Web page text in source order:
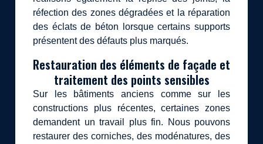
réfection des zones dégradées et la réparation
des éclats de béton lorsque certains supports
présentent des défauts plus marqués.
Restauration des éléments de façade et
traitement des points sensibles
Sur les bâtiments anciens comme sur les
constructions plus récentes, certaines zones
demandent un travail plus fin. Nous pouvons
restaurer des corniches, des modénatures, des